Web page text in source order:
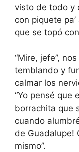
visto de todo y
con piquete
que se topó
“Mire, jefe”,
temblando y
calmar los
“Yo pensé que
borrachita que
cuando
de Guadalupe!
mismo”.